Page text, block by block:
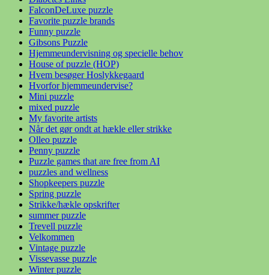
FalconDeLuxe puzzle
Favorite puzzle brands
Funny puzzle
Gibsons Puzzle
Hjemmeundervisning og specielle behov
House of puzzle (HOP)
Hvem besøger Hoslykkegaard
Hvorfor hjemmeundervise?
Mini puzzle
mixed puzzle
My favorite artists
Når det gør ondt at hækle eller strikke
Olleo puzzle
Penny puzzle
Puzzle games that are free from AI
puzzles and wellness
Shopkeepers puzzle
Spring puzzle
Strikke/hækle opskrifter
summer puzzle
Trevell puzzle
Velkommen
Vintage puzzle
Vissevasse puzzle
Winter puzzle